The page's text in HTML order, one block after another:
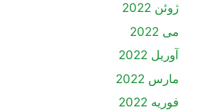
ژوئن 2022
می 2022
آوریل 2022
مارس 2022
فوریه 2022